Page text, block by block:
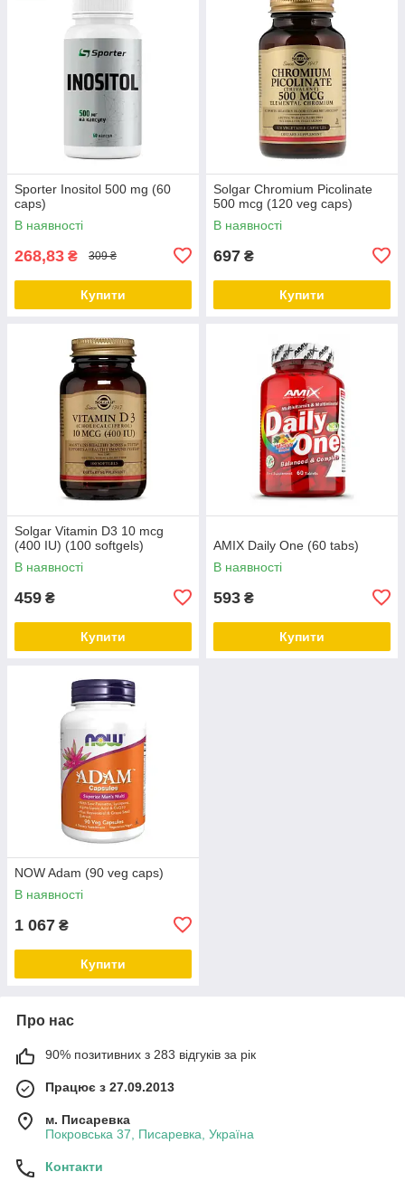
Sporter Inositol 500 mg (60
caps)
В наявності
268,83 ₴ 309 ₴
Купити
Solgar Chromium Picolinate
500 mcg (120 veg caps)
В наявності
697 ₴
Купити
Solgar Vitamin D3 10 mcg
(400 IU) (100 softgels)
В наявності
459 ₴
Купити
AMIX Daily One (60 tabs)
В наявності
593 ₴
Купити
NOW Adam (90 veg caps)
В наявності
1 067 ₴
Купити
Про нас
90% позитивних з 283 відгуків за рік
Працює з 27.09.2013
м. Писаревка
Покровська 37, Писаревка, Україна
Контакти